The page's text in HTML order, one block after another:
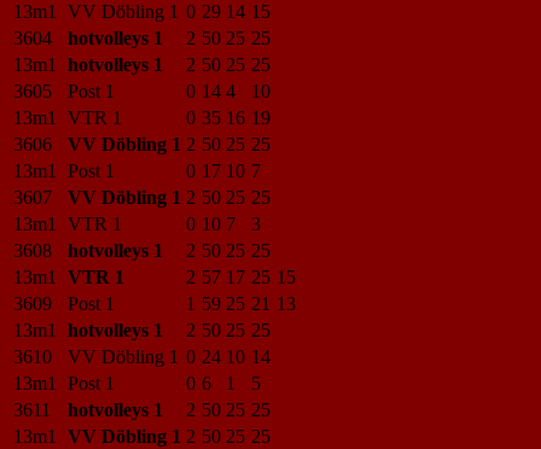
13m1
VV Döbling 1 0 29 14 15
3604
hotvolleys 1 2 50 25 25
13m1
hotvolleys 1 2 50 25 25
3605
Post 1 0 14 4
10
13m1
VTR 1 0 35 16 19
3606
VV Döbling 1 2 50 25 25
13m1
Post 1 0 17 10 7
3607
VV Döbling 1 2 50 25 25
13m1
VTR 1 0 10 7
3
3608
hotvolleys 1 2 50 25 25
13m1
VTR 1 2 57 17 25 15
3609
Post 1 1 59 25 21 13
13m1
hotvolleys 1 2 50 25 25
3610
VV Döbling 1 0 24 10 14
13m1
Post 1 0 6 1
5
3611
hotvolleys 1 2 50 25 25
13m1
VV Döbling 1 2 50 25 25